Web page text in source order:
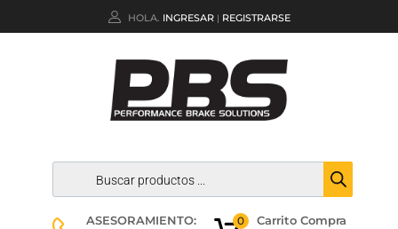
HOLA. INGRESAR | REGISTRARSE
ASESORAMIENTO: Carrito Compra
0